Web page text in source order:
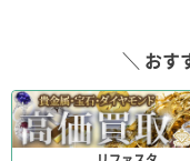
＼ おす